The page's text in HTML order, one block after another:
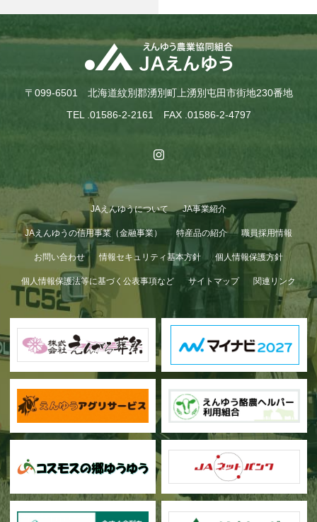
〒099-6501 北海道紋別郡湧別町上湧別屯田市街地230番地
TEL .01586-2-2161 FAX .01586-2-4797
JAえんゆうについて JA事業紹介
JAえんゆうの信用事業（金融事業） 特産品の紹介 職員採用情報
お問い合わせ 情報セキュリティ基本方針 個人情報保護方針
個人情報保護法等に基づく公表事項など サイトマップ 関連リンク